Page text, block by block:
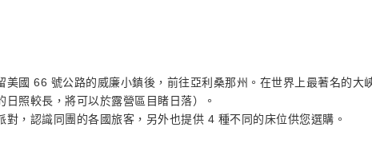
國 66 號公路的威廉小鎮後，前往亞利桑那州。在世界上最著名的大
照較長，將可以於露營區目睹日落）。
，認識同團的各國旅客，另外也提供 4 種不同的床位供您選購。